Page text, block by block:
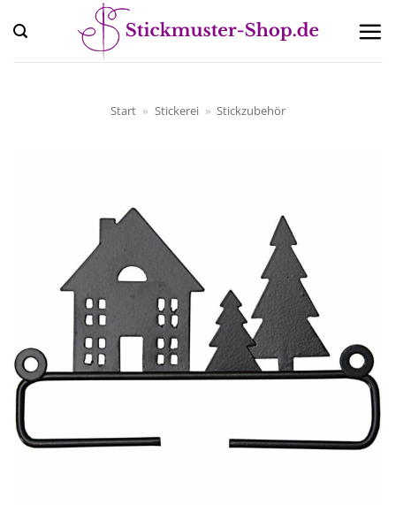
Inhalt
springen
Start » Stickerei » Stickzubehör